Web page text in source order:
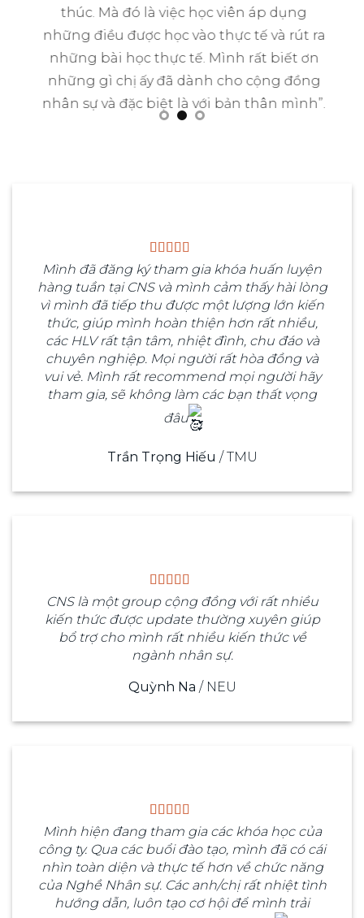
thúc. Mà đó là việc học viên áp dụng
những điều được học vào thực tế và rút ra
những bài học thực tế. Mình rất biết ơn
những gì chị ấy đã dành cho cộng đồng
nhân sự và đặc biệt là với bản thân mình”.
Mình đã đăng ký tham gia khóa huấn luyện
hàng tuần tại CNS và mình cảm thấy hài lòng
vì mình đã tiếp thu được một lượng lớn kiến
thức, giúp mình hoàn thiện hơn rất nhiều,
các HLV rất tận tâm, nhiệt đình, chu đáo và
chuyên nghiệp. Mọi người rất hòa đồng và
vui vẻ. Mình rất recommend mọi người hãy
tham gia, sẽ không làm các bạn thất vọng
đâu
Trần Trọng Hiếu / TMU
CNS là một group cộng đồng với rất nhiều
kiến thức được update thường xuyên giúp
bổ trợ cho mình rất nhiều kiến thức về
ngành nhân sự.
Quỳnh Na / NEU
Mình hiện đang tham gia các khóa học của
công ty. Qua các buổi đào tạo, mình đã có cái
nhìn toàn diện và thực tế hơn về chức năng
của Nghề Nhân sự. Các anh/chị rất nhiệt tình
hướng dẫn, luôn tạo cơ hội để mình trải